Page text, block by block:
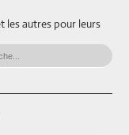
les autres pour leurs